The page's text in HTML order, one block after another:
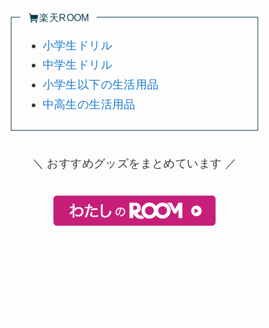
楽天ROOM
小学生ドリル
中学生ドリル
小学生以下の生活用品
中高生の生活用品
＼ おすすめグッズをまとめています ／